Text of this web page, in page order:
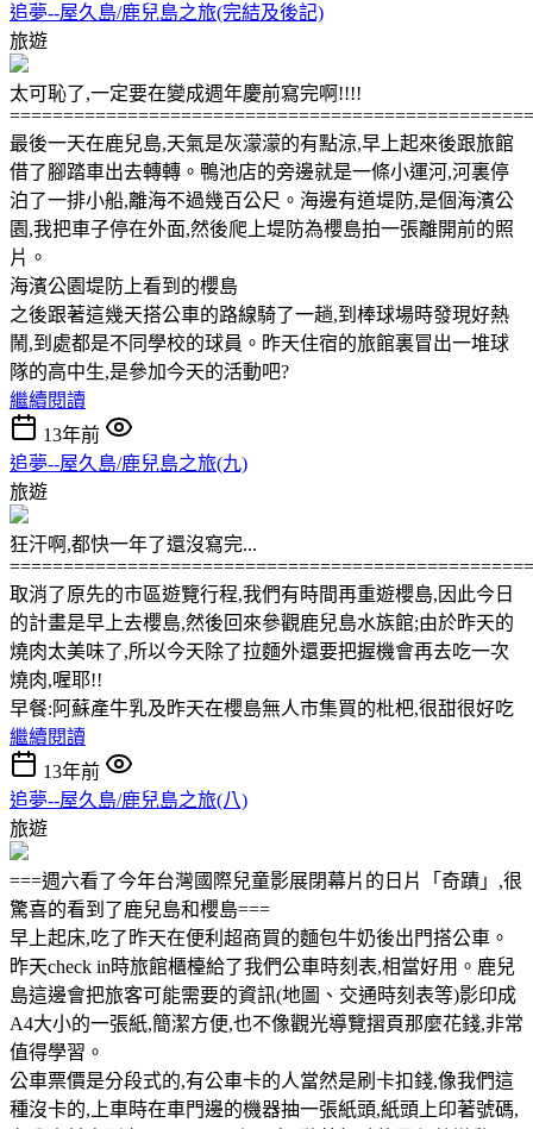
追夢--屋久島/鹿兒島之旅(完結及後記)
旅遊
太可恥了,一定要在變成週年慶前寫完啊!!!!
最後一天在鹿兒島,天氣是灰濛濛的有點涼,早上起來後跟旅館
借了腳踏車出去轉轉。鴨池店的旁邊就是一條小運河,河裏停
泊了一排小船,離海不過幾百公尺。海邊有道堤防,是個海濱公
園,我把車子停在外面,然後爬上堤防為櫻島拍一張離開前的照
片。
海濱公園堤防上看到的櫻島
之後跟著這幾天搭公車的路線騎了一趟,到棒球場時發現好熱
鬧,到處都是不同學校的球員。昨天住宿的旅館裏冒出一堆球
隊的高中生,是參加今天的活動吧?
繼續閱讀
13年前
追夢--屋久島/鹿兒島之旅(九)
旅遊
狂汗啊,都快一年了還沒寫完...
取消了原先的市區遊覽行程,我們有時間再重遊櫻島,因此今日
的計畫是早上去櫻島,然後回來參觀鹿兒島水族館;由於昨天的
燒肉太美味了,所以今天除了拉麵外還要把握機會再去吃一次
燒肉,喔耶!!
早餐:阿蘇產牛乳及昨天在櫻島無人市集買的枇杷,很甜很好吃
繼續閱讀
13年前
追夢--屋久島/鹿兒島之旅(八)
旅遊
===週六看了今年台灣國際兒童影展閉幕片的日片「奇蹟」,很
驚喜的看到了鹿兒島和櫻島===
早上起床,吃了昨天在便利超商買的麵包牛奶後出門搭公車。
昨天check in時旅館櫃檯給了我們公車時刻表,相當好用。鹿兒
島這邊會把旅客可能需要的資訊(地圖、交通時刻表等)影印成
A4大小的一張紙,簡潔方便,也不像觀光導覽摺頁那麼花錢,非常
值得學習。
公車票價是分段式的,有公車卡的人當然是刷卡扣錢,像我們這
種沒卡的,上車時在車門邊的機器抽一張紙頭,紙頭上印著號碼,